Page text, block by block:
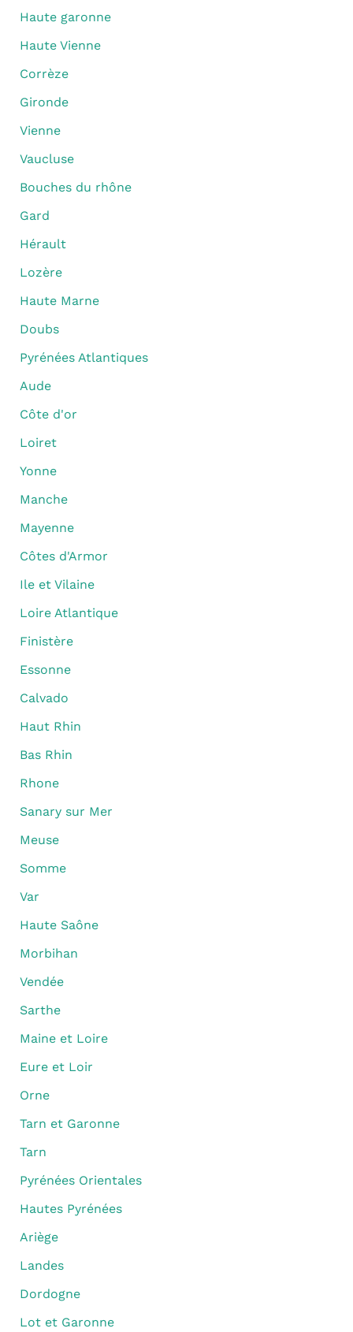
Haute garonne
Haute Vienne
Corrèze
Gironde
Vienne
Vaucluse
Bouches du rhône
Gard
Hérault
Lozère
Haute Marne
Doubs
Pyrénées Atlantiques
Aude
Côte d'or
Loiret
Yonne
Manche
Mayenne
Côtes d'Armor
Ile et Vilaine
Loire Atlantique
Finistère
Essonne
Calvado
Haut Rhin
Bas Rhin
Rhone
Sanary sur Mer
Meuse
Somme
Var
Haute Saône
Morbihan
Vendée
Sarthe
Maine et Loire
Eure et Loir
Orne
Tarn et Garonne
Tarn
Pyrénées Orientales
Hautes Pyrénées
Ariège
Landes
Dordogne
Lot et Garonne